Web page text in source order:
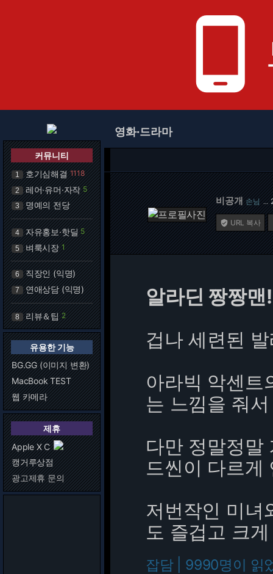
phone_android
커뮤니티
1 호기심해결 1118
2 레어·유머·자작 5
3 명예의 전당
4 자유홍보·핫딜 5
5 벼룩시장 1
6 직장인 (익명)
7 연애상담 (익명)
8 리뷰＆팁 2
유용한 기능
BG.GG (이미지 변환)
MacBook TEST
웹 카메라
제휴
Apple X C
캥거루상점
광고제휴 문의
영화·드라마
비공개 손님 …
 URL 복사
알라딘 짱짱
겁나 세련된
아라빅 악센트
는 느낌을 줘
다만 정말정말
드씬이 다르게
저번작인 미녀
도 즐겁고 크
잡담 | 9990명이 읽